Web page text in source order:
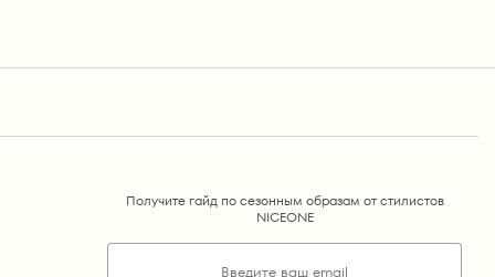
Получите гайд по сезонным образам от стилистов
NICEONE